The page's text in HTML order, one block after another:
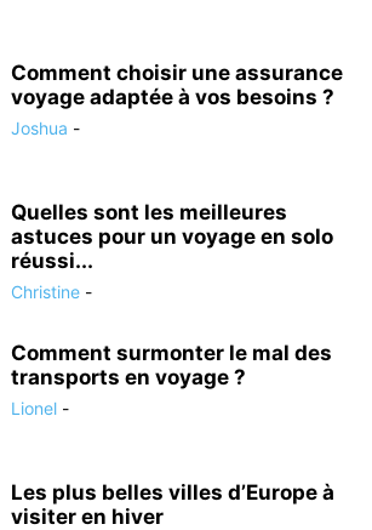
Comment choisir une assurance
voyage adaptée à vos besoins ?
Joshua -
Quelles sont les meilleures
astuces pour un voyage en solo
réussi...
Christine -
Comment surmonter le mal des
transports en voyage ?
Lionel -
Les plus belles villes d’Europe à
visiter en hiver